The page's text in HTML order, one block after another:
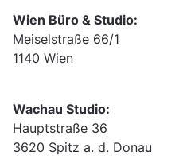
Wien Büro & Studio:
Meiselstraße 66/1
1140 Wien
Wachau Studio:
Hauptstraße 36
3620 Spitz a. d. Donau